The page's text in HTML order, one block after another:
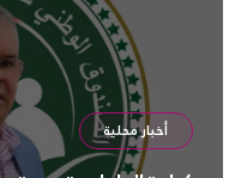
أخبار محلية